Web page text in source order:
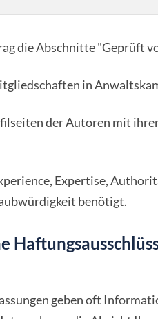
die Abschnitte "Geprüft
in
der Autoren mit
Expertise,
benötigt.
geben oft